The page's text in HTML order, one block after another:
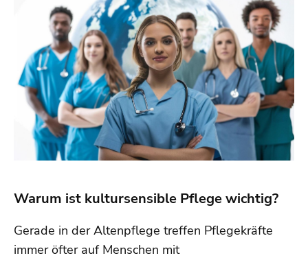
Warum ist kultursensible Pflege wichtig?
Gerade in der Altenpflege treffen Pflegekräfte
immer öfter auf Menschen mit